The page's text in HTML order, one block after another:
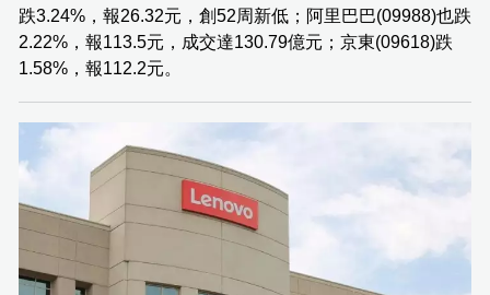
跌3.24%，報26.32元，創52周新低；阿里巴巴(09988)也跌
2.22%，報113.5元，成交達130.79億元；京東(09618)跌
1.58%，報112.2元。